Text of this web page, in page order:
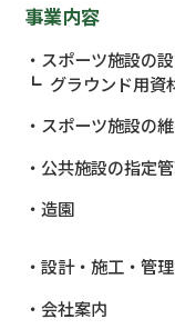
事業内容
スポーツ施設の
グラウンド用資
スポーツ施設の
公共施設の指定
造園
設計・施工・管
会社案内